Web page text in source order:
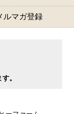
ルマガ登録
。